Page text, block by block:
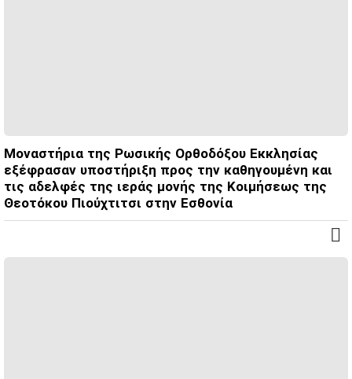
Μοναστήρια της Ρωσικής Ορθοδόξου Εκκλησίας
εξέφρασαν υποστήριξη προς την καθηγουμένη και
τις αδελφές της ιεράς μονής της Κοιμήσεως της
Θεοτόκου Πιούχτιτσι στην Εσθονία